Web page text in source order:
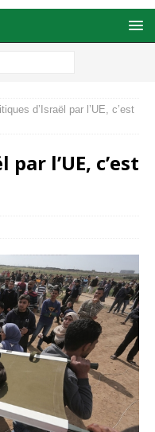
d’Israël par l’UE, c’est
l’UE, c’est